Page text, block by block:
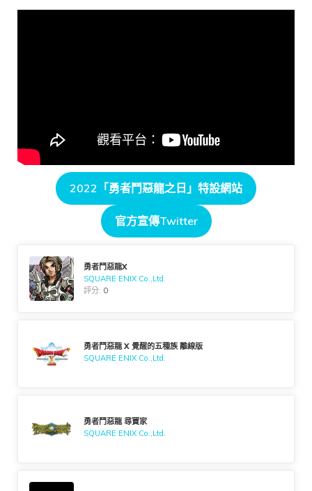
2022「勇者鬥惡龍之日」特設網站
官方宣傳Twitter
勇者鬥惡龍X
SQUARE ENIX Co.,Ltd.
評分: 0
勇者鬥惡龍 X 覺醒的五種族 離線版
SQUARE ENIX Co.,Ltd.
勇者鬥惡龍 尋寶家
SQUARE ENIX Co.,Ltd.